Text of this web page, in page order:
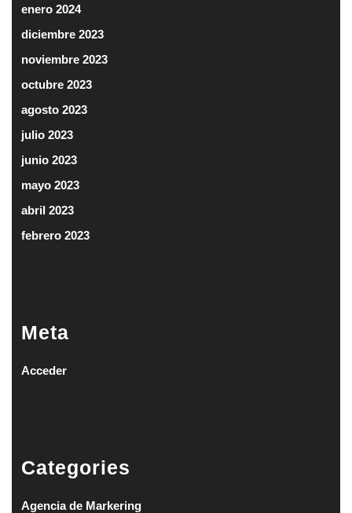
enero 2024
diciembre 2023
noviembre 2023
octubre 2023
agosto 2023
julio 2023
junio 2023
mayo 2023
abril 2023
febrero 2023
Meta
Acceder
Categories
Agencia de Markering